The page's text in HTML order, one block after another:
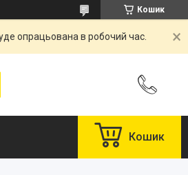
Кошик
опрацьована в робочий час.
Кошик